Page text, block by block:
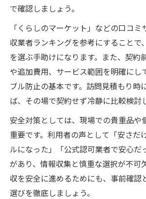
で確認しましょう。
「くらしのマーケット」などの口コ
収業者ランキングを参考にすることで
を選ぶ手助けになります。また、契約
や追加費用、サービス範囲を明確にし
ブル防止の基本です。訪問見積もり時
ば、その場で契約せず冷静に比較検討
安全対策としては、現場での貴重品や
重要です。利用者の声として「安さだ
ルになった」「公式認可業者で安心だ
があり、情報収集と慎重な選択が不可
収を安全に進めるためにも、事前確認
選びを徹底しましょう。